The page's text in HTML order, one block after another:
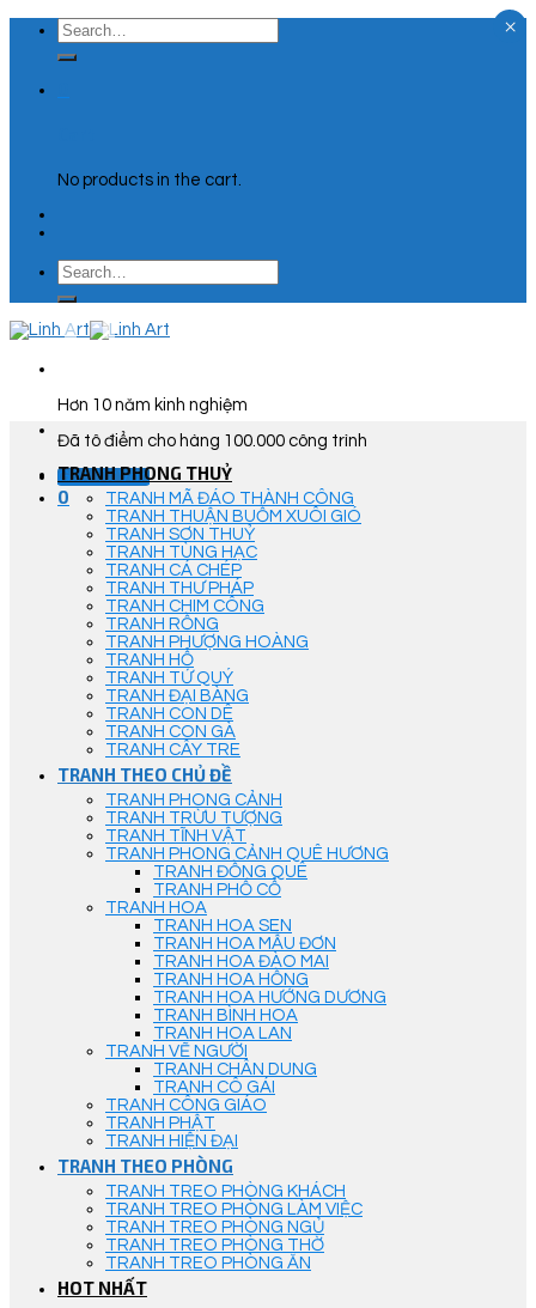
Skip
content
Search
for:
No products in the cart.
Search
for:
Hơn 10 năm kinh nghiệm
Đã tô điểm cho hàng 100.000 công trình
Góc Tư Vấn
0
TRANH PHONG THUỶ
TRANH MÃ ĐÁO THÀNH CÔNG
TRANH THUẬN BUỒM XUÔI GIÓ
TRANH SƠN THUỶ
TRANH TÙNG HẠC
TRANH CÁ CHÉP
TRANH THƯ PHÁP
TRANH CHIM CÔNG
TRANH RỒNG
TRANH PHƯỢNG HOÀNG
TRANH HỔ
TRANH TỨ QUÝ
TRANH ĐẠI BÀNG
TRANH CON DÊ
TRANH CON GÀ
TRANH CÂY TRE
TRANH THEO CHỦ ĐỀ
TRANH PHONG CẢNH
TRANH TRỪU TƯỢNG
TRANH TĨNH VẬT
TRANH PHONG CẢNH QUÊ HƯƠNG
TRANH ĐỒNG QUÊ
TRANH PHỐ CỔ
TRANH HOA
TRANH HOA SEN
TRANH HOA MẪU ĐƠN
TRANH HOA ĐÀO MAI
TRANH HOA HỒNG
TRANH HOA HƯỚNG DƯƠNG
TRANH BÌNH HOA
TRANH HOA LAN
TRANH VẼ NGƯỜI
TRANH CHÂN DUNG
TRANH CÔ GÁI
TRANH CÔNG GIÁO
TRANH PHẬT
TRANH HIỆN ĐẠI
TRANH THEO PHÒNG
TRANH TREO PHÒNG KHÁCH
TRANH TREO PHÒNG LÀM VIỆC
TRANH TREO PHÒNG NGỦ
TRANH TREO PHÒNG THỜ
TRANH TREO PHÒNG ĂN
HOT NHẤT
×